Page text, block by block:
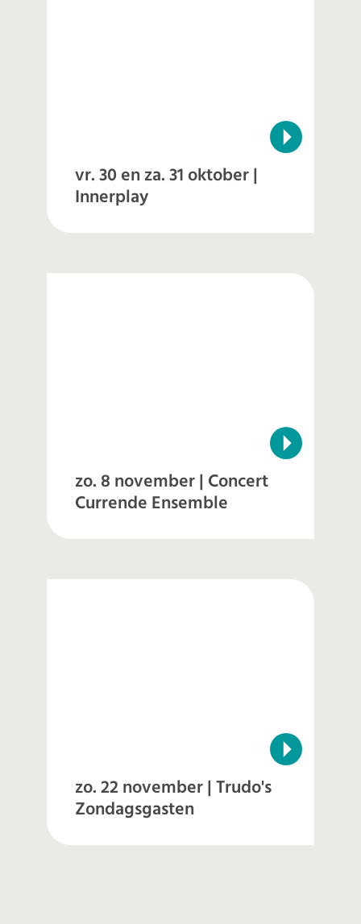
vr. 30 en za. 31 oktober |
Innerplay
zo. 8 november | Concert
Currende Ensemble
zo. 22 november | Trudo's
Zondagsgasten